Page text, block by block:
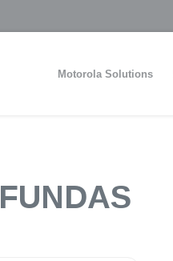
Motorola Solutions
FUNDAS